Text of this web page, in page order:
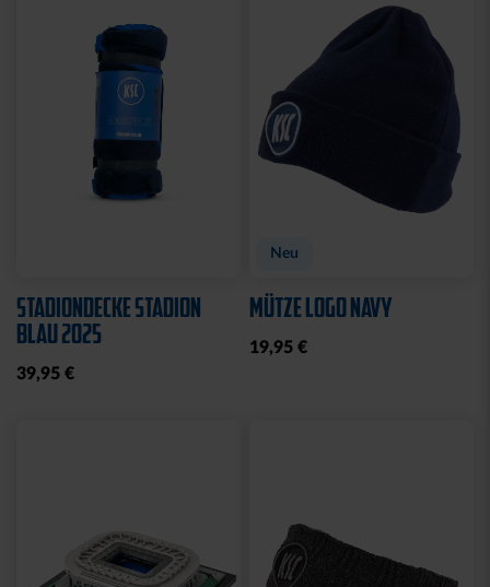
STADIONDECKE STADION
BLAU 2025
39,95 €
Neu
MÜTZE LOGO NAVY
19,95 €